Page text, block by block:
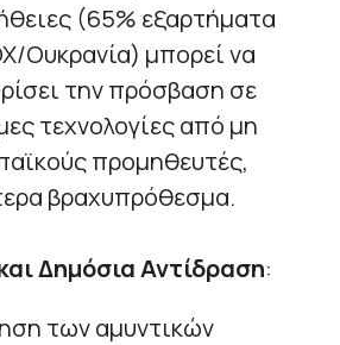
(65% εξαρτήματα
Ουκρανία) μπορεί να
την πρόσβαση σε
τεχνολογίες από μη
προμηθευτές,
βραχυπρόθεσμα.
Δημόσια Αντίδραση:
των αμυντικών